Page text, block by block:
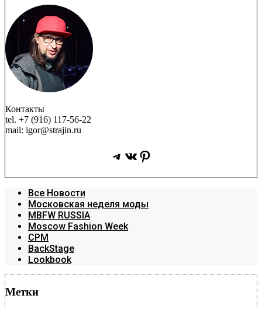
Контакты
tel. +7 (916) 117-56-22
mail: igor@strajin.ru
Telegram
ВКонтакте
Pinterest
Все Новости
Московская неделя моды
MBFW RUSSIA
Moscow Fashion Week
CPM
BackStage
Lookbook
Метки